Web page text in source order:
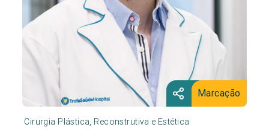
Marcação
Cirurgia Plástica, Reconstrutiva e Estética